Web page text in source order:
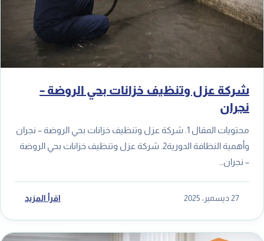
شركة عزل وتنظيف خزانات بحي الروضة –
نجران
محتويات المقال 1. شركة عزل وتنظيف خزانات بحي الروضة – نجران
وأهمية النظافة الدورية2. شركة عزل وتنظيف خزانات بحي الروضة
– نجران…
27 ديسمبر، 2025 اقرأ المزيد